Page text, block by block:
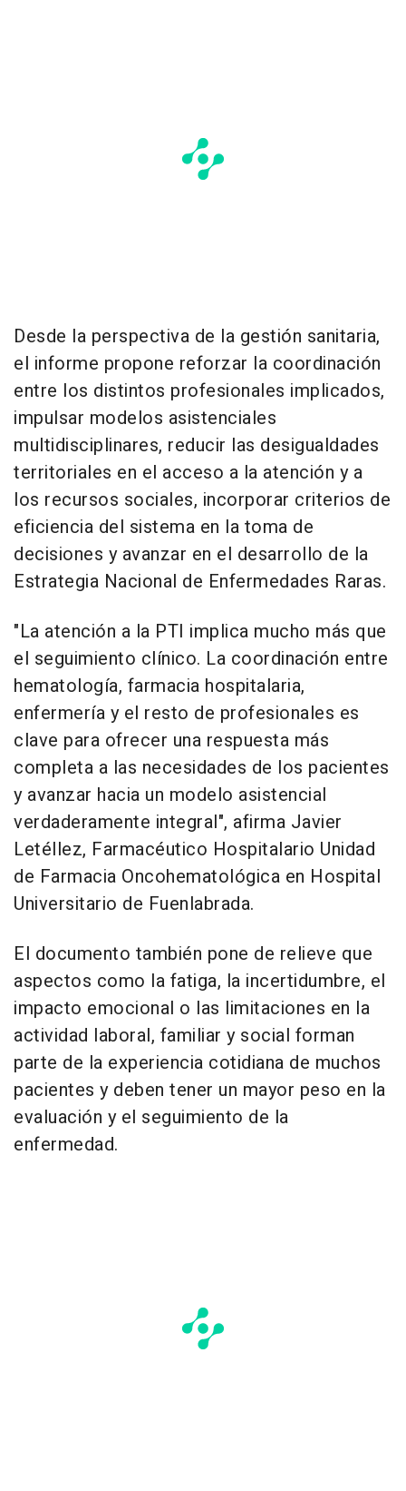
Desde la perspectiva de la gestión sanitaria,
el informe propone reforzar la coordinación
entre los distintos profesionales implicados,
impulsar modelos asistenciales
multidisciplinares, reducir las desigualdades
territoriales en el acceso a la atención y a
los recursos sociales, incorporar criterios de
eficiencia del sistema en la toma de
decisiones y avanzar en el desarrollo de la
Estrategia Nacional de Enfermedades Raras.
"La atención a la PTI implica mucho más que
el seguimiento clínico. La coordinación entre
hematología, farmacia hospitalaria,
enfermería y el resto de profesionales es
clave para ofrecer una respuesta más
completa a las necesidades de los pacientes
y avanzar hacia un modelo asistencial
verdaderamente integral", afirma Javier
Letéllez, Farmacéutico Hospitalario Unidad
de Farmacia Oncohematológica en Hospital
Universitario de Fuenlabrada.
El documento también pone de relieve que
aspectos como la fatiga, la incertidumbre, el
impacto emocional o las limitaciones en la
actividad laboral, familiar y social forman
parte de la experiencia cotidiana de muchos
pacientes y deben tener un mayor peso en la
evaluación y el seguimiento de la
enfermedad.